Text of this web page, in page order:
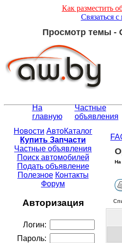
Как разместить
Связаться
Просмотр темы -
На
главную
Частные
объявления
Новости АвтоКаталог
Купить Запчасти
Частные объявления
Поиск автомобилей
Подать объявление
Полезное Контакты
Форум
Авторизация
Логин:
Пароль:
На